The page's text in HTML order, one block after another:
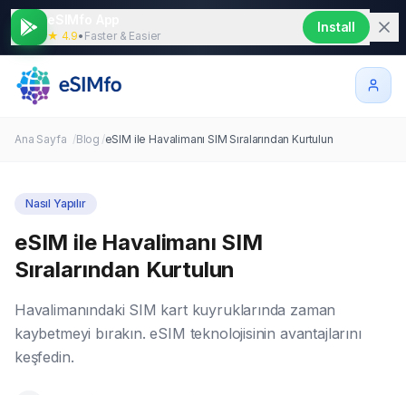
★ 4.9• Faster & Easier
Install
Ana Sayfa /Blog /eSIM ile Havalimanı SIM Sıralarından Kurtulun
Nasıl Yapılır
eSIM ile Havalimanı SIM
Sıralarından Kurtulun
Havalimanındaki SIM kart kuyruklarında zaman
kaybetmeyi bırakın. eSIM teknolojisinin avantajlarını
keşfedin.